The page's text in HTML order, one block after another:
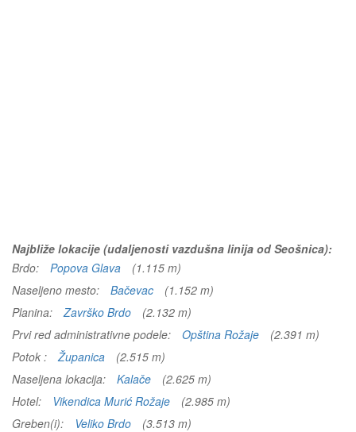
Najbliže lokacije (udaljenosti vazdušna linija od Seošnica):
Brdo:
Popova Glava
(1.115 m)
Naseljeno mesto:
Bačevac
(1.152 m)
Planina:
Završko Brdo
(2.132 m)
Prvi red administrativne podele:
Opština Rožaje
(2.391 m)
Potok :
Županica
(2.515 m)
Naseljena lokacija:
Kalače
(2.625 m)
Hotel:
Vikendica Murić Rožaje
(2.985 m)
Greben(i):
Veliko Brdo
(3.513 m)